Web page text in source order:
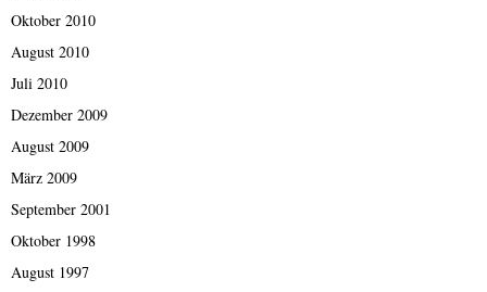
Oktober 2010
August 2010
Juli 2010
Dezember 2009
August 2009
März 2009
September 2001
Oktober 1998
August 1997